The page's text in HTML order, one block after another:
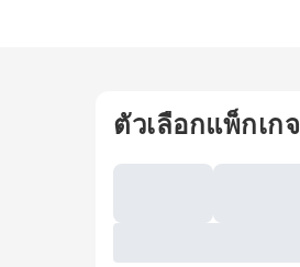
ตัวเลือกแพ็กเกจ